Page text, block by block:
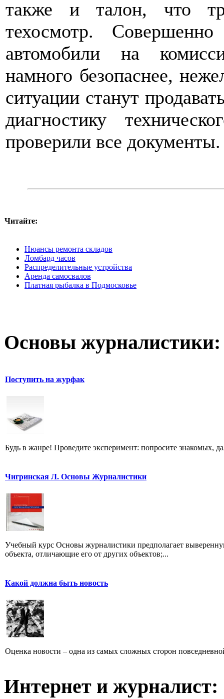
также и талон, что
техосмотр.
автомобили на
намного безопаснее,
ситуации станут
диагностику
проверили все документы.
Читайте:
Нюансы ремонта складов
Ломбард часов
Распределительные устройства
Аренда самосвалов
Платная рыбалка в Подмосковье
Основы журналистики:
Поступить на журфак
Будь в жанре! Проведите эксперимент: попросите знакомых,
Чигринская Л. Основы Журналистики
Учебный курс Основы журналистики предполагает
объекта, отличающие его от других объектов;...
Какой должна быть новость
Оценка новости – одна из самых сложных сторон
Интернет и журналист: